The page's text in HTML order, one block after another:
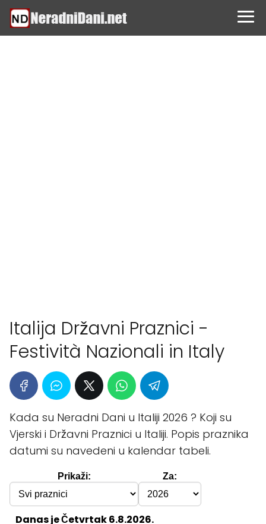
Italija Državni Praznici -
Festività Nazionali in Italy
Kada su Neradni Dani u Italiji 2026 ? Koji su
Vjerski i Državni Praznici u Italiji. Popis praznika
datumi su navedeni u kalendar tabeli.
Prikaži: Za:
Danas je Četvrtak 6.8.2026.